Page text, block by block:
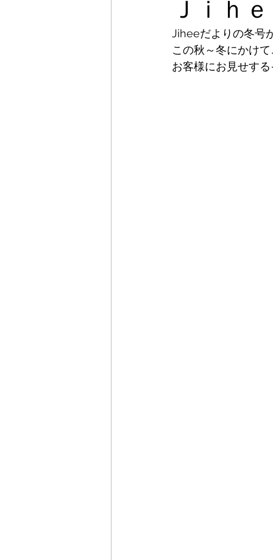
Ｊｉｈ
Jiheeだよりの冬号
この秋～冬にかけ
お客様にお見せす